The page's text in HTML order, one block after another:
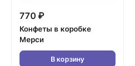
770 ₽
Конфеты в коробке
Мерси
В корзину